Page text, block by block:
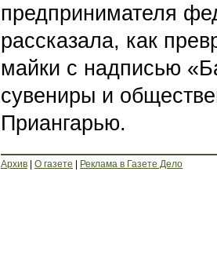
предпринимателя
рассказала, как
майки с надписью
сувениры и
Приангарью.
Архив О газете Реклама в Газете Дело